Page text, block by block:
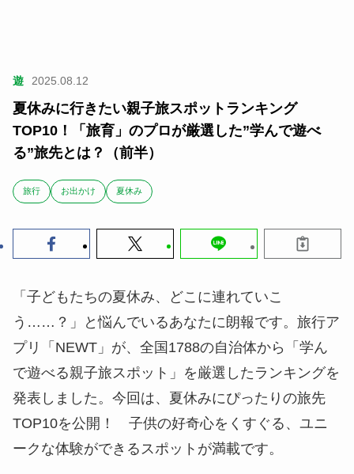
遊 2025.08.12
夏休みに行きたい親子旅スポットランキング
TOP10！「旅育」のプロが厳選した”学んで遊べ
る”旅先とは？（前半）
旅行 お出かけ 夏休み
「子どもたちの夏休み、どこに連れていこ
う……？」と悩んでいるあなたに朗報です。旅行ア
プリ「NEWT」が、全国1788の自治体から「学ん
で遊べる親子旅スポット」を厳選したランキングを
発表しました。今回は、夏休みにぴったりの旅先
TOP10を公開！ 子供の好奇心をくすぐる、ユニ
ークな体験ができるスポットが満載です。